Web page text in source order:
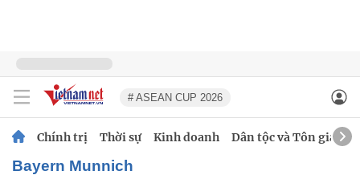
# ASEAN CUP 2026
Chính trị Thời sự Kinh doanh Dân tộc và Tôn giáo
Bayern Munnich